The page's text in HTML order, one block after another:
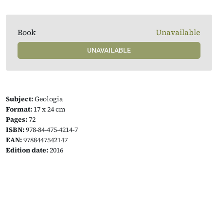
Subject:Geologia
Format: 17 x 24 cm
Pages:72
ISBN:978-84-475-4214-7
EAN:9788447542147
Edition date:2016
Book Unavailable
UNAVAILABLE